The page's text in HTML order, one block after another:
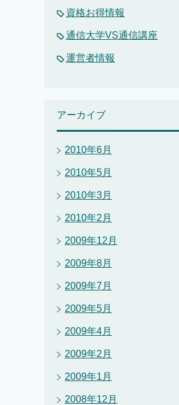
資格お得情報
通信大学VS通信講座
運営者情報
アーカイブ
2010年6月
2010年5月
2010年3月
2010年2月
2009年12月
2009年8月
2009年7月
2009年5月
2009年4月
2009年2月
2009年1月
2008年12月